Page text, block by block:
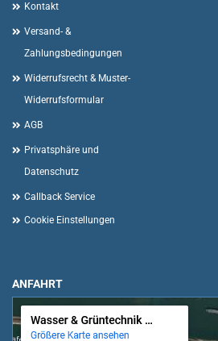
Kontakt
Versand- &
Zahlungsbedingungen
Widerrufsrecht & Muster-
Widerrufsformular
AGB
Privatsphäre und
Datenschutz
Callback Service
Cookie Einstellungen
ANFAHRT